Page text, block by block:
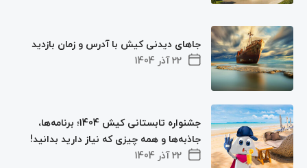
22 آذر 1404
جاهای دیدنی کیش با آدرس و زمان بازدید
22 آذر 1404
جشنواره تابستانی کیش 1404؛ برنامه‌ها،
جاذبه‌ها و همه چیزی که نیاز دارید بدانید!